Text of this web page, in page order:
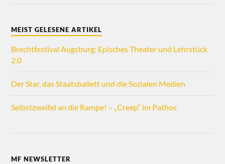
MEIST GELESENE ARTIKEL
Brechtfestival Augsburg: Episches Theater und Lehrstück
2.0
Der Star, das Staatsballett und die Sozialen Medien
Selbstzweifel an die Rampe! – „Creep“ im Pathos
MF NEWSLETTER